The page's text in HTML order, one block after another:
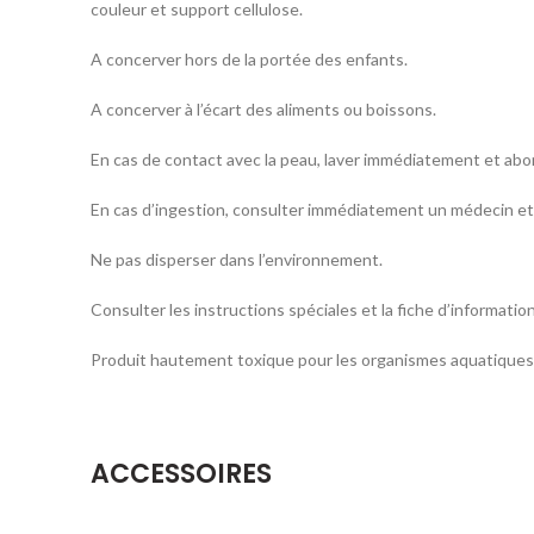
couleur et support cellulose.
A concerver hors de la portée des enfants.
A concerver à l’écart des aliments ou boissons.
En cas de contact avec la peau, laver immédiatement et
En cas d’ingestion, consulter immédiatement un médecin
Ne pas disperser dans l’environnement.
Consulter les instructions spéciales et la fiche
Produit hautement toxique pour les organismes
ACCESSOIRES